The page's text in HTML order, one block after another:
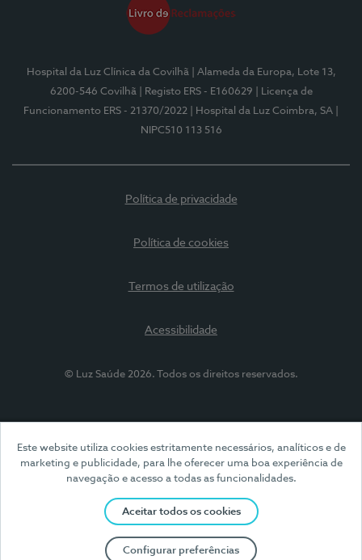
Este website utiliza cookies estritamente necessários, analíticos e de
marketing e publicidade, para lhe oferecer uma boa experiência de
navegação e acesso a todas as funcionalidades.
Aceitar todos os cookies
Configurar preferências
Hospital da Luz Clínica da Covilhã
| Alameda da Europa, Lote 13,
6200-546 Covilhã
| Registo ERS - E160629
| Licença de
Funcionamento ERS - 21370/2022
| Hospital da Luz Coimbra, SA
NIPC510 113 516
Política de privacidade
Política de cookies
Termos de utilização
Acessibilidade
© Luz Saúde 2026. Todos os direitos reservados.